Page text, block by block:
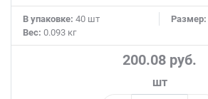
В упаковке: 40 шт Размер:
Вес: 0.093 кг
200.08 руб.
шт